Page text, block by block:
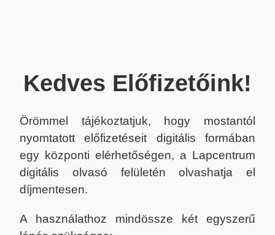
Kedves Előfizetőink!
Örömmel tájékoztatjuk, hogy mostantól
nyomtatott előfizetéseit digitális formában
egy központi elérhetőségen, a Lapcentrum
digitális olvasó felületén olvashatja el
díjmentesen.
A használathoz mindössze két egyszerű